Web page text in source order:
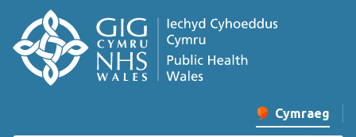
Newid iaith y
Cymraeg